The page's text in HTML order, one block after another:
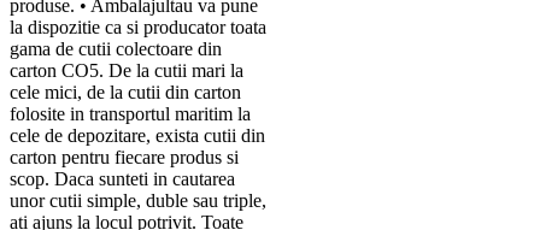
produse. • Ambalajultau va pune
la dispozitie ca si producator toata
gama de cutii colectoare din
carton CO5. De la cutii mari la
cele mici, de la cutii din carton
folosite in transportul maritim la
cele de depozitare, exista cutii din
carton pentru fiecare produs si
scop. Daca sunteti in cautarea
unor cutii simple, duble sau triple,
ati ajuns la locul potrivit. Toate